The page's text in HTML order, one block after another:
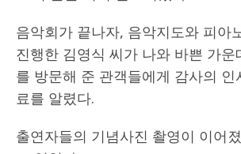
음악회가 끝나자, 음악지도와 피아
진행한 김영식 씨가 나와 바쁜 가운
를 방문해 준 관객들에게 감사의 인
료를 알렸다.
출연자들의 기념사진 촬영이 이어